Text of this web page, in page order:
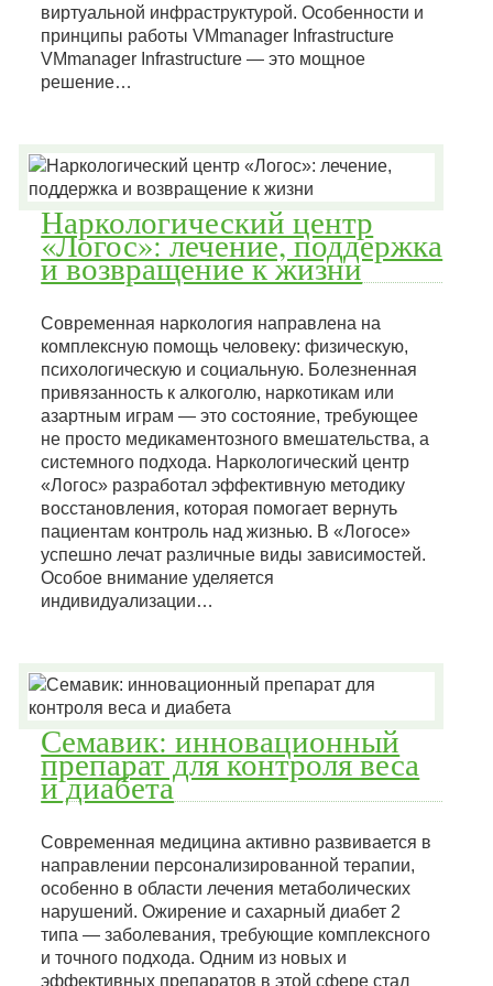
виртуальной инфраструктурой. Особенности и
принципы работы VMmanager Infrastructure
VMmanager Infrastructure — это мощное
решение…
Наркологический центр
«Логос»: лечение, поддержка
и возвращение к жизни
Современная наркология направлена на
комплексную помощь человеку: физическую,
психологическую и социальную. Болезненная
привязанность к алкоголю, наркотикам или
азартным играм — это состояние, требующее
не просто медикаментозного вмешательства, а
системного подхода. Наркологический центр
«Логос» разработал эффективную методику
восстановления, которая помогает вернуть
пациентам контроль над жизнью. В «Логосе»
успешно лечат различные виды зависимостей.
Особое внимание уделяется
индивидуализации…
Семавик: инновационный
препарат для контроля веса
и диабета
Современная медицина активно развивается в
направлении персонализированной терапии,
особенно в области лечения метаболических
нарушений. Ожирение и сахарный диабет 2
типа — заболевания, требующие комплексного
и точного подхода. Одним из новых и
эффективных препаратов в этой сфере стал